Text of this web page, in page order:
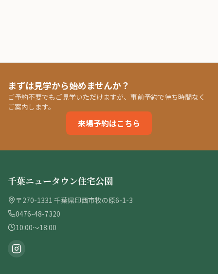
まずは見学から始めませんか？
ご予約不要でもご見学いただけますが、事前予約で待ち時間なく
ご案内します。
来場予約はこちら
千葉ニュータウン住宅公園
〒270-1331 千葉県印西市牧の原6-1-3
0476-48-7320
10:00〜18:00